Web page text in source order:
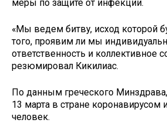
меры по защите от инфекции.
«Мы ведем битву, исход которой
того, проявим ли мы
ответственность и коллективное
резюмировал Кикилиас.
По данным греческого
13 марта в стране
человек.